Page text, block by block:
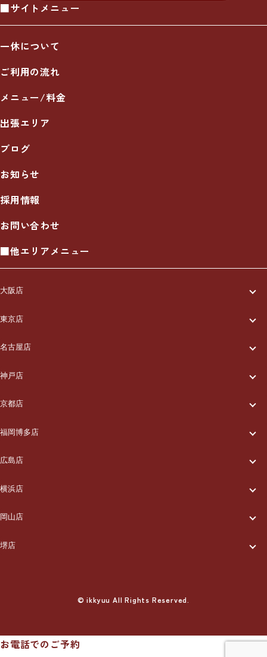
■サイトメニュー
一休について
ご利用の流れ
メニュー/料金
出張エリア
ブログ
お知らせ
採用情報
お問い合わせ
■他エリアメニュー
大阪店
一休について
ご利用の流れ
メニュー/料金
出張エリア
ブログ
お知らせ
採用情報
お問い合わせ
東京店
一休について
ご利用の流れ
メニュー/料金
出張エリア
ブログ
お知らせ
採用情報
お問い合わせ
名古屋店
一休について
ご利用の流れ
メニュー/料金
出張エリア
ブログ
お知らせ
採用情報
神戸店
一休について
ご利用の流れ
メニュー/料金
出張エリア
ブログ
お知らせ
京都店
一休について
ご利用の流れ
メニュー/料金
出張エリア
ブログ
お問い合わせ
福岡博多店
一休について
ご利用の流れ
メニュー/料金
出張エリア
採用情報
広島店
一休について
ご利用の流れ
メニュー/料金
横浜店
一休について
ご利用の流れ
岡山店
一休について
堺店
© ikkyuu All Rights Reserved.
お電話でのご予約